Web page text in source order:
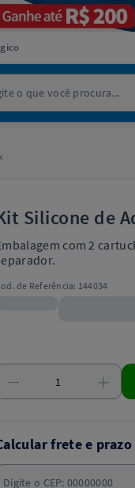
Silicone de
com 2
de Referência: 144034
frete e prazo